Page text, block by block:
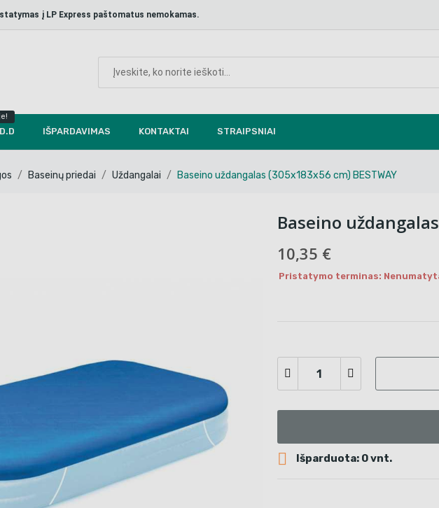
į LP Express paštomatus nemokamas.
IŠPARDAVIMAS KONTAKTAI STRAIPSNIAI
Baseinų priedai Uždangalai Baseino uždangalas (305x183x56 cm) BESTWAY
Baseino
10,35 €
Pristatymo terminas:
 Išparduota: 0 vnt.